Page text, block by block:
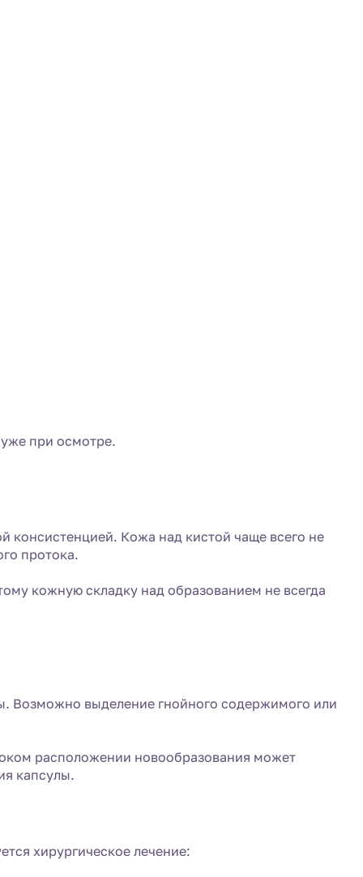
при осмотре.
консистенцией. Кожа над кистой чаще всего не
протока.
кожную складку над образованием не всегда
Возможно выделение гнойного содержимого или
расположении новообразования может
капсулы.
хирургическое лечение: